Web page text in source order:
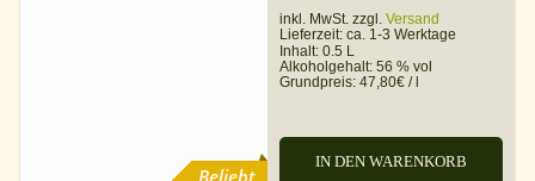
Beliebt
inkl. MwSt. zzgl. Versand
Lieferzeit: ca. 1-3 Werktage
Inhalt: 0.5 L
Alkoholgehalt: 56 % vol
Grundpreis: 47,80€ /
IN DEN WARENKORB